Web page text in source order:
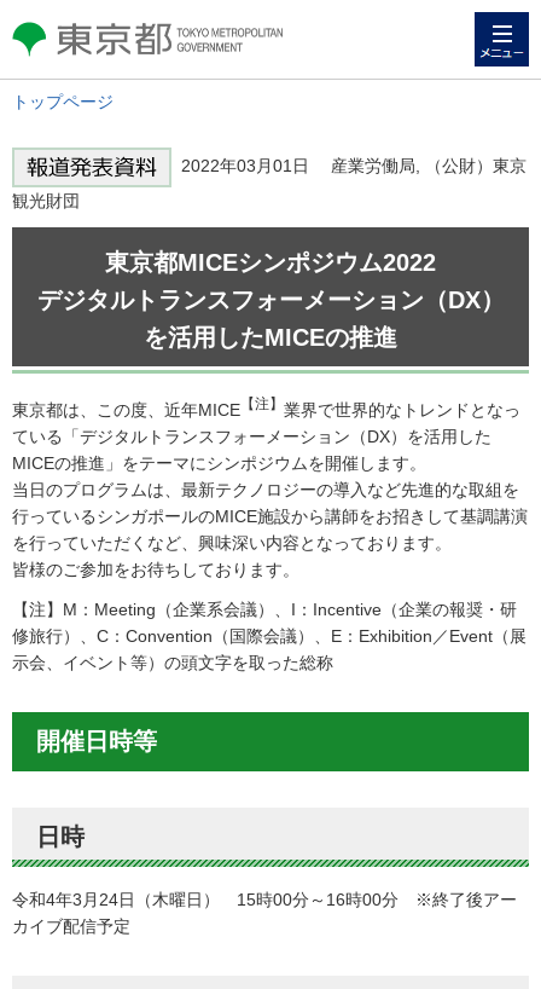
東京都 TOKYO METROPOLITAN
GOVERNMENT
トップページ
2022年03月01日 産業労働局, （公財）東京
観光財団
東京都MICEシンポジウム2022
デジタルトランスフォーメーション（DX）
を活用したMICEの推進
東京都は、この度、近年MICE 【注】 業界で世界的なトレンドとなっ
ている「デジタルトランスフォーメーション（DX）を活用した
MICEの推進」をテーマにシンポジウムを開催します。
当日のプログラムは、最新テクノロジーの導入など先進的な取組を
行っているシンガポールのMICE施設から講師をお招きして基調講演
を行っていただくなど、興味深い内容となっております。
皆様のご参加をお待ちしております。
【注】M：Meeting（企業系会議）、I：Incentive（企業の報奨・研
修旅行）、C：Convention（国際会議）、E：Exhibition／Event（展
示会、イベント等）の頭文字を取った総称
開催日時等
日時
令和4年3月24日（木曜日） 15時00分～16時00分 ※終了後アー
カイブ配信予定